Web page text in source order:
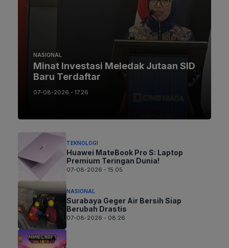
NASIONAL
Minat Investasi Meledak Jutaan SID
Baru Terdaftar
07-08-2026 - 17.26
TEKNOLOGI
Huawei MateBook Pro S: Laptop
Premium Teringan Dunia!
07-08-2026 - 15.05
NASIONAL
Surabaya Geger Air Bersih Siap
Berubah Drastis
07-08-2026 - 08.26